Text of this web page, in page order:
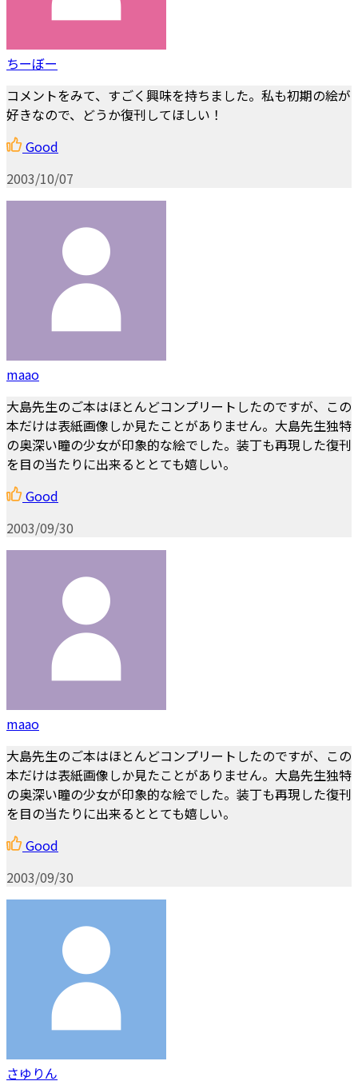
ちーぼー
コメントをみて、すごく興味を持ちました。私も初期の絵が
好きなので、どうか復刊してほしい！
Good
2003/10/07
maao
大島先生のご本はほとんどコンプリートしたのですが、この
本だけは表紙画像しか見たことがありません。大島先生独特
の奥深い瞳の少女が印象的な絵でした。装丁も再現した復刊
を目の当たりに出来るととても嬉しい。
Good
2003/09/30
maao
大島先生のご本はほとんどコンプリートしたのですが、この
本だけは表紙画像しか見たことがありません。大島先生独特
の奥深い瞳の少女が印象的な絵でした。装丁も再現した復刊
を目の当たりに出来るととても嬉しい。
Good
2003/09/30
さゆりん